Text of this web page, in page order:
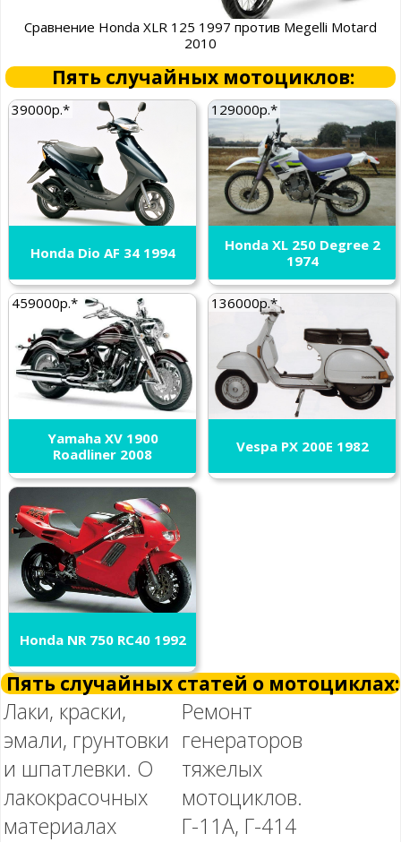
Сравнение Honda XLR 125 1997 против Megelli Motard
2010
Пять случайных мотоциклов:
39000р.*
Honda Dio AF 34 1994
129000р.*
Honda XL 250 Degree 2
1974
459000р.*
Yamaha XV 1900
Roadliner 2008
136000р.*
Vespa PX 200E 1982
Honda NR 750 RC40 1992
Пять случайных статей о мотоциклах:
Лаки, краски,
эмали, грунтовки
и шпатлевки. О
лакокрасочных
материалах
Ремонт
генераторов
тяжелых
мотоциклов.
Г-11А, Г-414